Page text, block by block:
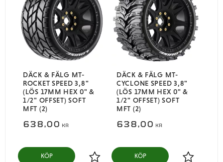
DÄCK & FÄLG MT-
ROCKET SPEED 3,8"
(LÖS 17MM HEX 0" &
1/2" OFFSET) SOFT
MFT (2)
638,00 KR
KÖP
DÄCK & FÄLG MT-
CYCLONE SPEED 3,8"
(LÖS 17MM HEX 0" &
1/2" OFFSET) SOFT
MFT (2)
638,00 KR
KÖP